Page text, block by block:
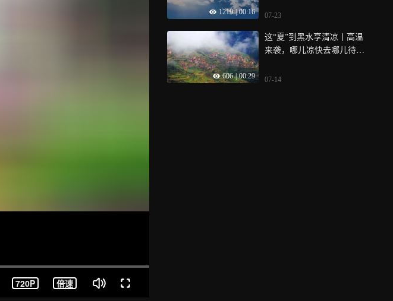
720P 倍速
1219 | 00:16
高温天气仍将持续，大部地
07-23
606 | 00:29
这“夏”到黑水享清凉丨高温
来袭，哪儿凉快去哪儿待
夏日降温！
07-14